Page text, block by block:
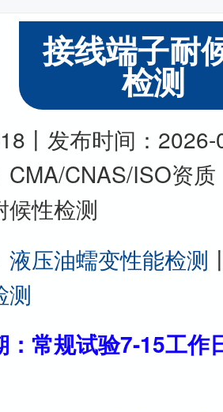
接线端子耐
检测
丨发布时间：
CMA/CNAS/ISO资
候性检测
液压油蠕变性能检测
测
：常规试验7-15工作